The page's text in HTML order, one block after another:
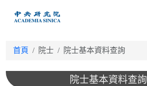
首頁 院士 院士基本資料查詢
院士基本資料查詢